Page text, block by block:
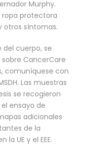
Murphy.
ropa protectora
otros síntomas.
cuerpo, se
CancerCare
comuníquese con
Las muestras
se recogieron
ensayo de
adicionales
de la
UE y el EEE.